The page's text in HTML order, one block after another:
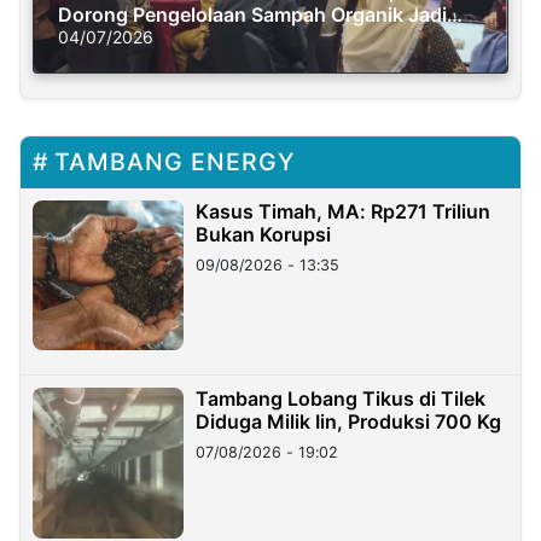
Dorong Pengelolaan Sampah Organik Jadi
Solusi Krisis Iklim
04/07/2026
TAMBANG ENERGY
Kasus Timah, MA: Rp271 Triliun
Bukan Korupsi
09/08/2026 - 13:35
Tambang Lobang Tikus di Tilek
Diduga Milik Iin, Produksi 700 Kg
07/08/2026 - 19:02